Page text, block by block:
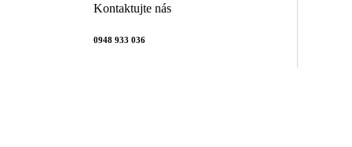
0948 933 036
Kontaktujte nás